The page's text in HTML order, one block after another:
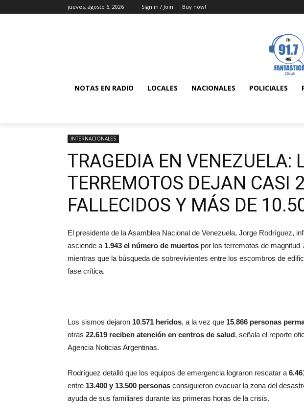
jueves, agosto 6, 2026 Sign in / Join Buy now!
NOTAS EN RADIO LOCALES NACIONALES POLICIALES
INTERNACIONALES
TRAGEDIA EN VENEZUELA:
TERREMOTOS DEJAN CASI
FALLECIDOS Y MÁS DE
El presidente de la Asamblea Nacional de Venezuela, Jorge Rodríguez,
asciende a 1.943 el número de muertos por los terremotos de magnitud
mientras que la búsqueda de sobrevivientes entre los escombros de
fase crítica.
Los sismos dejaron 10.571 heridos, a la vez que 15.866 personas
otras 22.619 reciben atención en centros de salud, señala el reporte
Agencia Noticias Argentinas.
Rodríguez detalló que los equipos de emergencia lograron rescatar a
entre 13.400 y 13.500 personas consiguieron evacuar la zona del
ayuda de sus familiares durante las primeras horas de la crisis.